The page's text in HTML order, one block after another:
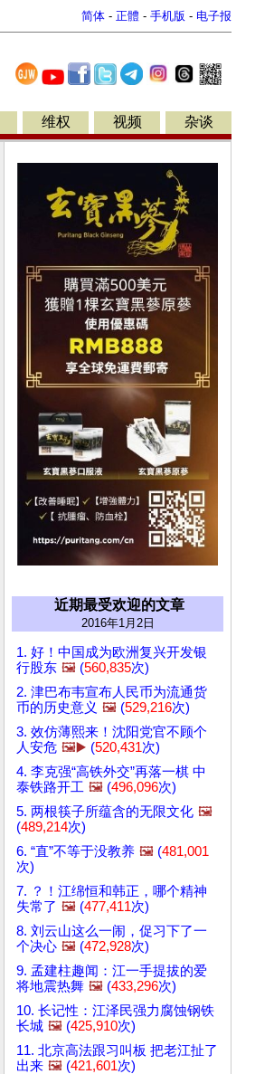
简体 - 正體 - 手机版 - 电子报
维权 视频 杂谈
近期最受欢迎的文章
2016年1月2日
1. 好！中国成为欧洲复兴开发银
行股东 🖼️ (560,835次)
2. 津巴布韦宣布人民币为流通货
币的历史意义 🖼️ (529,216次)
3. 效仿薄熙来！沈阳党官不顾个
人安危 🖼️▶️ (520,431次)
4. 李克强“高铁外交”再落一棋 中
泰铁路开工 🖼️ (496,096次)
5. 两根筷子所蕴含的无限文化 🖼️
(489,214次)
6. “直”不等于没教养 🖼️ (481,001
次)
7. ？！江绵恒和韩正，哪个精神
失常了 🖼️ (477,411次)
8. 刘云山这么一闹，促习下了一
个决心 🖼️ (472,928次)
9. 孟建柱趣闻：江一手提拔的爱
将地震热舞 🖼️ (433,296次)
10. 长记性：江泽民强力腐蚀钢铁
长城 🖼️ (425,910次)
11. 北京高法跟习叫板 把老江扯了
出来 🖼️ (421,601次)